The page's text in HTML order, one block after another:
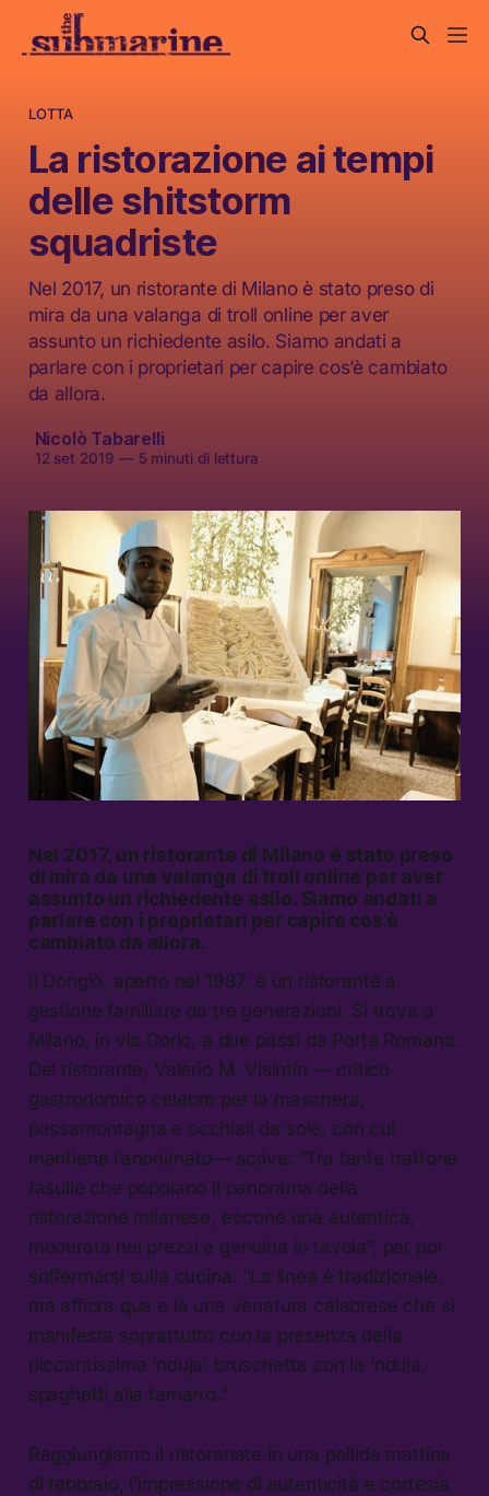
LOTTA
La ristorazione ai tempi
delle shitstorm
squadriste
Nel 2017, un ristorante di Milano è stato preso di
mira da una valanga di troll online per aver
assunto un richiedente asilo. Siamo andati a
parlare con i proprietari per capire cos’è cambiato
da allora.
Nicolò Tabarelli
12 set 2019 —5 minuti di lettura
Nel 2017, un ristorante di Milano è stato preso
di mira da una valanga di troll online per aver
assunto un richiedente asilo. Siamo andati a
parlare con i proprietari per capire cos’è
cambiato da allora.
Il Dongiò, aperto nel 1987, è un ristorante a
gestione familiare da tre generazioni. Si trova a
Milano, in via Corio, a due passi da Porta Romana.
Del ristorante, Valerio M. Visintin — critico
gastronomico celebre per la maschera,
passamontagna e occhiali da sole, con cui
mantiene l’anonimato— scrive: “Tra tante trattorie
fasulle che popolano il panorama della
ristorazione milanese, eccone una autentica,
moderata nei prezzi e genuina in tavola”, per poi
soffermarsi sulla cucina: “La linea è tradizionale,
ma affiora qua e là una venatura calabrese che si
manifesta soprattutto con la presenza della
piccantissima ‘nduja: bruschetta con la ‘nduja,
spaghetti alla tamarro.”
Raggiungiamo il ristoranate in una pallida mattina
di febbraio, l’impressione di autenticità e cortesia